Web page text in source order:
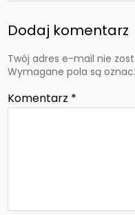
Dodaj komentarz
Twój adres e-mail nie
Wymagane pola są
Komentarz *